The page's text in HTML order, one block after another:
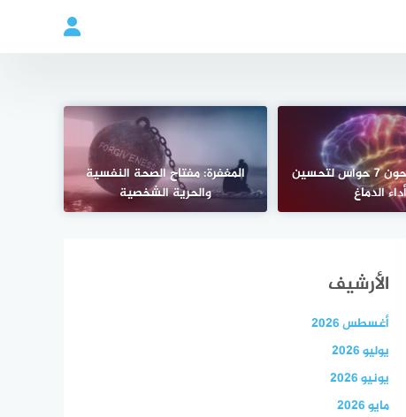
العلماء يقترحون 7 حواس لتحسين
أداء الدماغ
المغفرة: مفتاح الصحة النفسية
والحرية الشخصية
الأرشيف
أغسطس 2026
يوليو 2026
يونيو 2026
مايو 2026